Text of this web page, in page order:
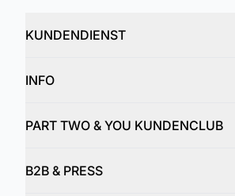
KUNDENDIENST
INFO
PART TWO & YOU KUNDENCLUB
B2B & PRESS